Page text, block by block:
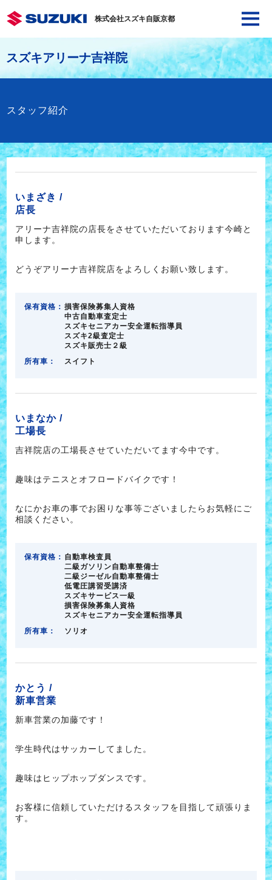
株式会社スズキ自販京都
スズキアリーナ吉祥院
スタッフ紹介
いまざき /
店長
アリーナ吉祥院の店長をさせていただいております今崎と
申します。
どうぞアリーナ吉祥院店をよろしくお願い致します。
保有資格： 損害保険募集人資格
中古自動車査定士
スズキセニアカー安全運転指導員
スズキ2級査定士
スズキ販売士２級
所有車：
スイフト
いまなか /
工場長
吉祥院店の工場長させていただいてます今中です。
趣味はテニスとオフロードバイクです！
なにかお車の事でお困りな事等ございましたらお気軽にご
相談ください。
保有資格： 自動車検査員
二級ガソリン自動車整備士
二級ジーゼル自動車整備士
低電圧講習受講済
スズキサービス一級
損害保険募集人資格
スズキセニアカー安全運転指導員
所有車：
ソリオ
かとう /
新車営業
新車営業の加藤です！
学生時代はサッカーしてました。
趣味はヒップホップダンスです。
お客様に信頼していただけるスタッフを目指して頑張りま
す。